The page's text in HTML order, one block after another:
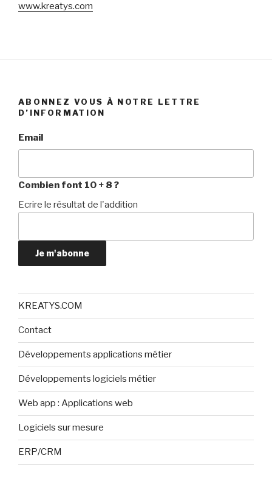
www.kreatys.com
ABONNEZ VOUS À NOTRE LETTRE
D’INFORMATION
Email
Combien font 10 + 8 ?
Ecrire le résultat de l'addition
Je m'abonne
KREATYS.COM
Contact
Développements applications métier
Développements logiciels métier
Web app : Applications web
Logiciels sur mesure
ERP/CRM